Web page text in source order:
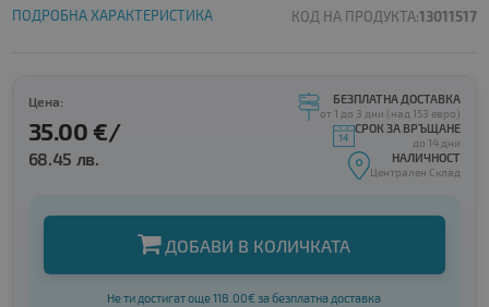
ПОДРОБНА ХАРАКТЕРИСТИКА КОД НА ПРОДУКТА:13011517
Цена:
35.00 €/
68.45 лв.
БЕЗПЛАТНА ДОСТАВКА
от 1 до 3 дни (над 153 евро)
СРОК ЗА ВРЪЩАНЕ
до 14 дни
НАЛИЧНОСТ
Централен Склад
ДОБАВИ В КОЛИЧКАТА
Не ти достигат още 118.00€ за безплатна доставка